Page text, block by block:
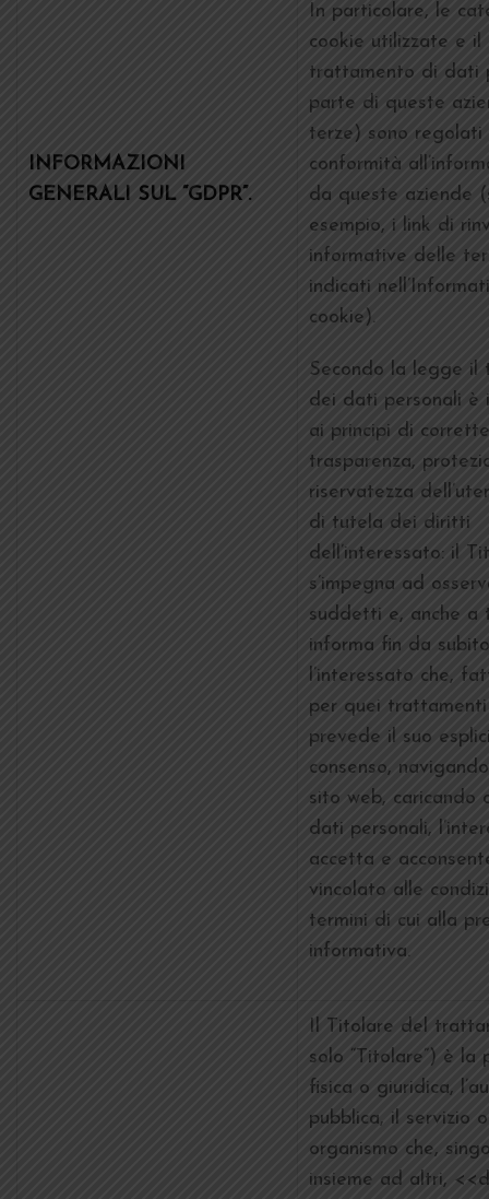
INFORMAZIONI
GENERALI SUL “GDPR”.
In particolare, le
cookie utilizzate e
trattamento di dati
parte di queste
terze) sono regolati
conformità
da queste aziende
esempio, i link di
informative delle
indicati
cookie).
Secondo la legge il
dei dati personali è
ai principi di
trasparenza,
riservatezza
di tutela dei diritti
dell’interessato: il
s’impegna ad
suddetti e, anche a
informa fin da subito
l’interessato che,
per quei
prevede il suo
consenso,
sito web, caricando
dati personali,
accetta e
vincolato alle
termini di cui alla
informativa.
Il Titolare del
solo “Titolare”) è la
fisica o giuridica,
pubblica, il servizio
organismo che,
insieme ad altri,